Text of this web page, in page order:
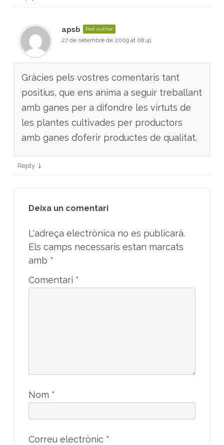
apsb Post author
27 de setembre de 2009 at 08:41
Gràcies pels vostres comentaris tant
positius, que ens anima a seguir treballant
amb ganes per a difondre les virtuts de
les plantes cultivades per productors
amb ganes d’oferir productes de qualitat.
Reply ↓
Deixa un comentari
L'adreça electrònica no es publicarà.
Els camps necessaris estan marcats
amb *
Comentari *
Nom *
Correu electrònic *